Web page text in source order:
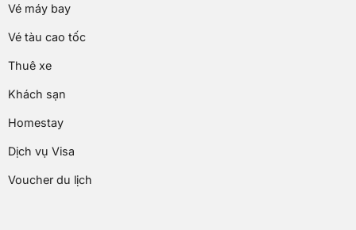
Vé máy bay
Vé tàu cao tốc
Thuê xe
Khách sạn
Homestay
Dịch vụ Visa
Voucher du lịch